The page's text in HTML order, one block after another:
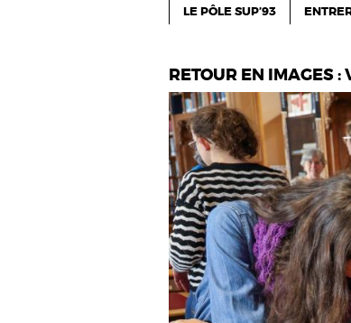
LE PÔLE SUP’93
RETOUR EN IMAGES